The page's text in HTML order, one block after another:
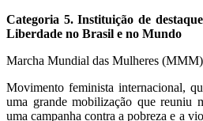
Categoria 5. Instituição de
Liberdade no Brasil e no Mundo
Marcha Mundial das Mulheres (MMM)
Movimento feminista internacional,
uma grande mobilização que reuniu
uma campanha contra a pobreza e a